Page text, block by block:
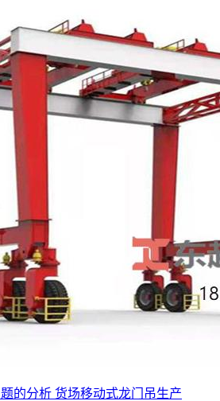
的分析 货场移动式龙门吊生产